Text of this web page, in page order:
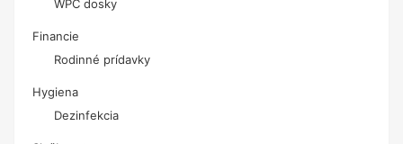
WPC dosky
Financie
Rodinné prídavky
Hygiena
Dezinfekcia